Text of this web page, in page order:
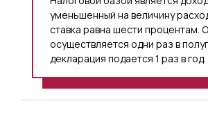
уменьшенный на величину
ставка равна шести процентам.
осуществляется одни раз в
декларация подается 1 раз в год.